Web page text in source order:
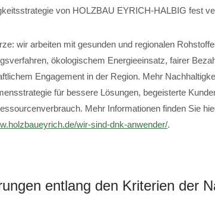
von HOLZBAU EYRICH-HALBIG fest
wir arbeiten mit gesunden und regionalen
ökologischem Energieeinsatz, fairer
Engagement in der Region. Mehr
für bessere Lösungen, begeisterte
Mehr Informationen finden Sie
wir-sind-dnk-anwender/.
entlang den Kriterien der